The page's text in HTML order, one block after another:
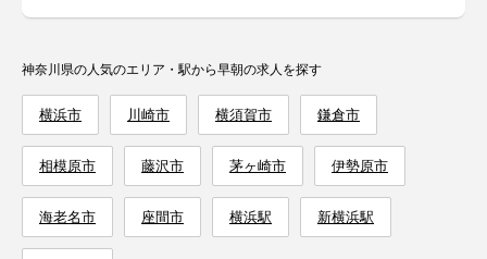
神奈川県の人気のエリア・駅から早朝の求人を探す
横浜市 川崎市 横須賀市 鎌倉市
相模原市 藤沢市 茅ヶ崎市 伊勢原市
海老名市 座間市 横浜駅 新横浜駅